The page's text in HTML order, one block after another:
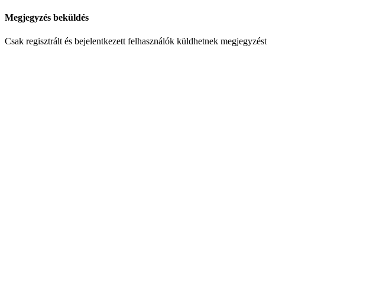
Megjegyzés beküldés
Csak regisztrált és bejelentkezett felhasználók küldhetnek megjegyzést